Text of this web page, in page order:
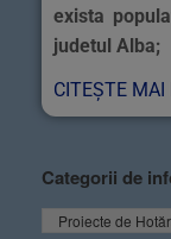
exista
judetul Alba;
CITEȘTE MAI
Categorii de